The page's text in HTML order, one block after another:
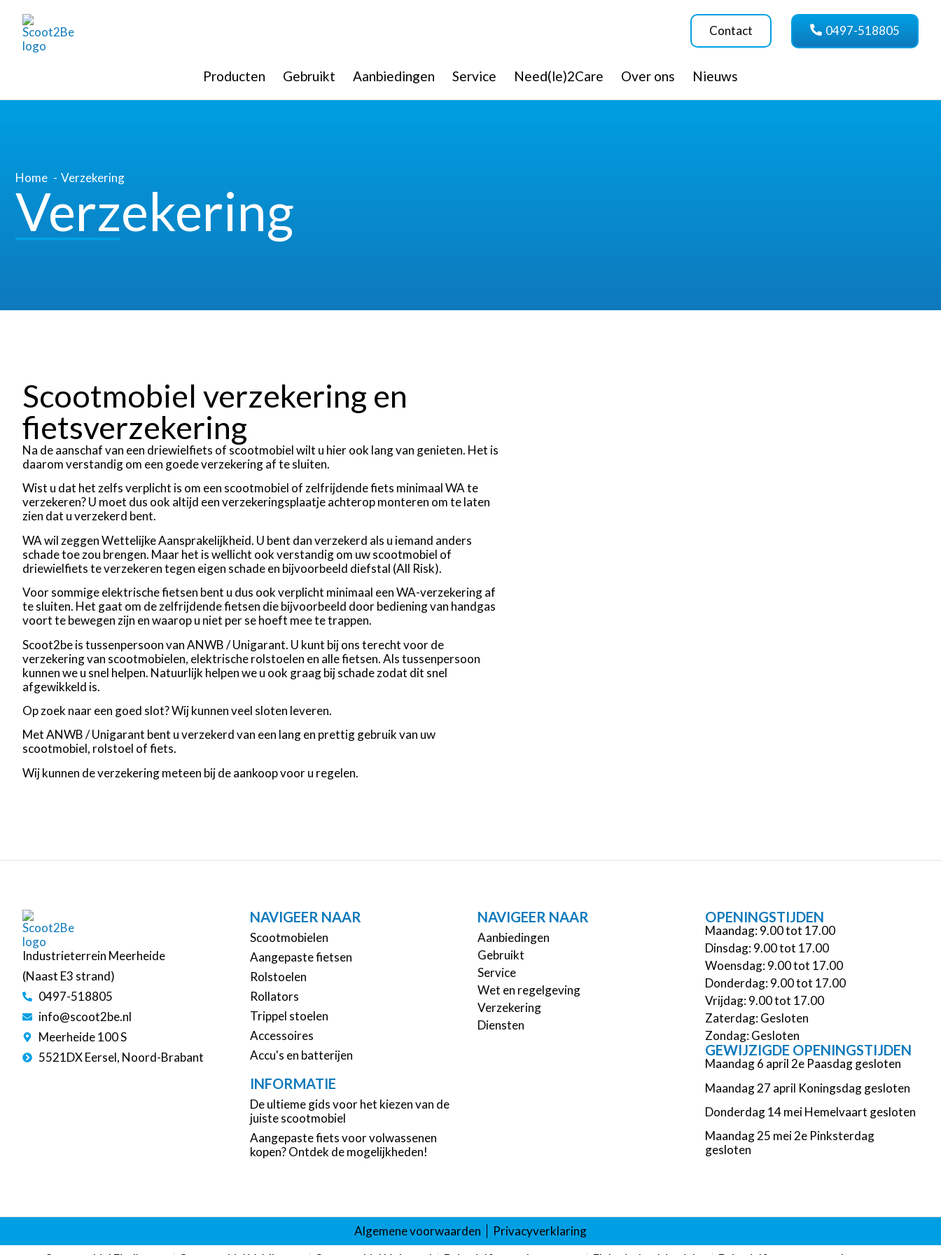
Contact 0497-518805
Producten Gebruikt Aanbiedingen Service Need(le)2Care Over ons Nieuws
Home Verzekering
Verzekering
Scootmobiel verzekering en
fietsverzekering
Na de aanschaf van een driewielfiets of scootmobiel wilt u hier ook lang van genieten. Het is
daarom verstandig om een goede verzekering af te sluiten.
Wist u dat het zelfs verplicht is om een scootmobiel of zelfrijdende fiets minimaal WA te
verzekeren? U moet dus ook altijd een verzekeringsplaatje achterop monteren om te laten
zien dat u verzekerd bent.
WA wil zeggen Wettelijke Aansprakelijkheid. U bent dan verzekerd als u iemand anders
schade toe zou brengen. Maar het is wellicht ook verstandig om uw scootmobiel of
driewielfiets te verzekeren tegen eigen schade en bijvoorbeeld diefstal (All Risk).
Voor sommige elektrische fietsen bent u dus ook verplicht minimaal een WA-verzekering af
te sluiten. Het gaat om de zelfrijdende fietsen die bijvoorbeeld door bediening van handgas
voort te bewegen zijn en waarop u niet per se hoeft mee te trappen.
Scoot2be is tussenpersoon van ANWB / Unigarant. U kunt bij ons terecht voor de
verzekering van scootmobielen, elektrische rolstoelen en alle fietsen. Als tussenpersoon
kunnen we u snel helpen. Natuurlijk helpen we u ook graag bij schade zodat dit snel
afgewikkeld is.
Op zoek naar een goed slot? Wij kunnen veel sloten leveren.
Met ANWB / Unigarant bent u verzekerd van een lang en prettig gebruik van uw
scootmobiel, rolstoel of fiets.
Wij kunnen de verzekering meteen bij de aankoop voor u regelen.
Industrieterrein Meerheide
(Naast E3 strand)
0497-518805
info@scoot2be.nl
Meerheide 100 S
5521DX Eersel, Noord-Brabant
NAVIGEER NAAR
Scootmobielen
Aangepaste fietsen
Rolstoelen
Rollators
Trippel stoelen
Accessoires
Accu's en batterijen
INFORMATIE
De ultieme gids voor het kiezen van de
juiste scootmobiel
Aangepaste fiets voor volwassenen
kopen? Ontdek de mogelijkheden!
NAVIGEER NAAR
Aanbiedingen
Gebruikt
Service
Wet en regelgeving
Verzekering
Diensten
OPENINGSTIJDEN
Maandag: 9.00 tot 17.00
Dinsdag: 9.00 tot 17.00
Woensdag: 9.00 tot 17.00
Donderdag: 9.00 tot 17.00
Vrijdag: 9.00 tot 17.00
Zaterdag: Gesloten
Zondag: Gesloten
GEWIJZIGDE OPENINGSTIJDEN
Maandag 6 april 2e Paasdag gesloten
Maandag 27 april Koningsdag gesloten
Donderdag 14 mei Hemelvaart gesloten
Maandag 25 mei 2e Pinksterdag
gesloten
Algemene voorwaarden
Privacyverklaring